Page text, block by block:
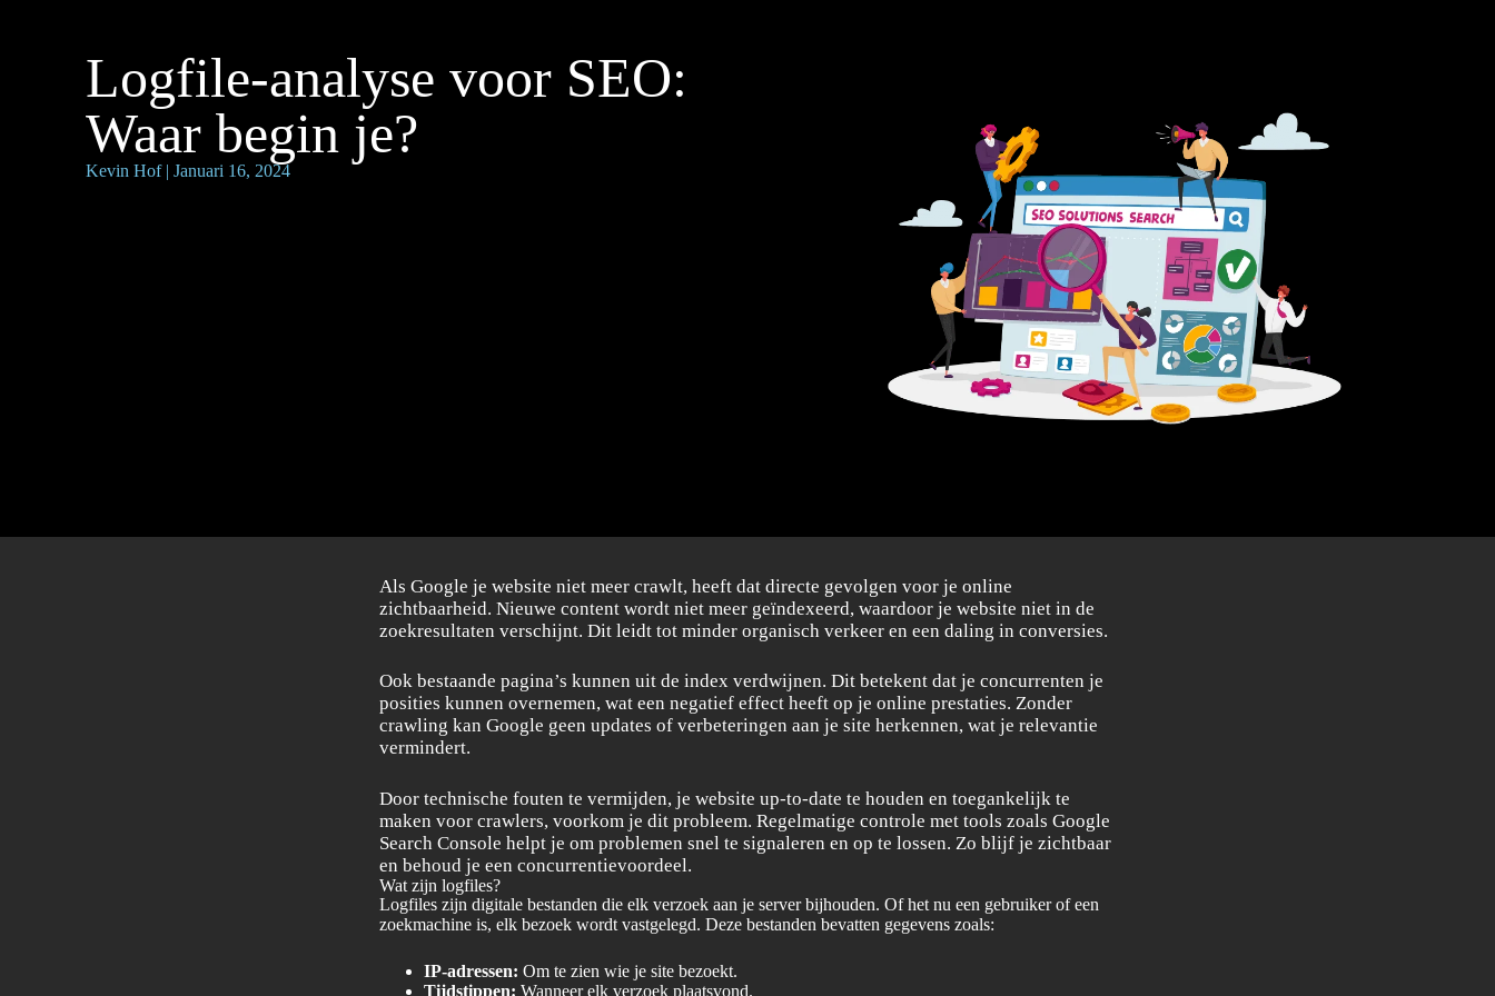
Logfile-analyse voor SEO:
Waar begin je?
Kevin Hof| Januari 16, 2024
Als Google je website niet meer crawlt, heeft dat directe gevolgen voor je online
zichtbaarheid. Nieuwe content wordt niet meer geïndexeerd, waardoor je website niet in de
zoekresultaten verschijnt. Dit leidt tot minder organisch verkeer en een daling in conversies.
Ook bestaande pagina’s kunnen uit de index verdwijnen. Dit betekent dat je concurrenten je
posities kunnen overnemen, wat een negatief effect heeft op je online prestaties. Zonder
crawling kan Google geen updates of verbeteringen aan je site herkennen, wat je relevantie
vermindert.
Door technische fouten te vermijden, je website up-to-date te houden en toegankelijk te
maken voor crawlers, voorkom je dit probleem. Regelmatige controle met tools zoals Google
Search Console helpt je om problemen snel te signaleren en op te lossen. Zo blijf je zichtbaar
en behoud je een concurrentievoordeel.
Wat zijn logfiles?
Logfiles zijn digitale bestanden die elk verzoek aan je server bijhouden. Of het nu een gebruiker of een
zoekmachine is, elk bezoek wordt vastgelegd. Deze bestanden bevatten gegevens zoals:
IP-adressen: Om te zien wie je site bezoekt.
Tijdstippen: Wanneer elk verzoek plaatsvond.